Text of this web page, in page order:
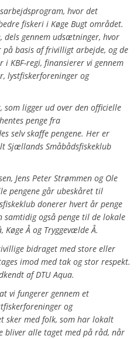
hvor det
fiskeri i Køge Bugt området.
dels gennem udsætninger, hvor
basis af frivilligt arbejde, og de
KBF-regi, finansierer vi gennem
lystfiskerforeninger og
ligger ud over den officielle
penge fra
selv skaffe pengene. Her er
Sjællands Småbådsfiskeklub
Jens Peter Strømmen og Ole
pengene går ubeskåret til
donerer hvert år penge
også penge til de lokale
Å og Tryggevælde Å.
bidraget med store eller
imod med tak og stor respekt.
af DTU Aqua.
vi fungerer gennem et
og
sker med folk, som har lokalt
bliver alle taget med på råd, når